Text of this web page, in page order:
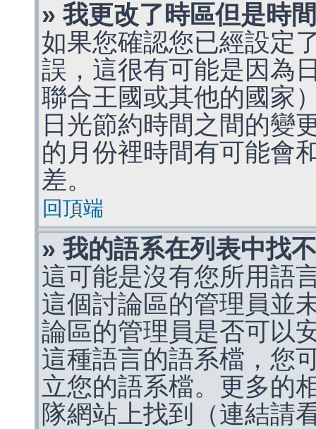
» 我更改了時區但是時
如果您確認您已經設定
誤，這很有可能是因為
聯合王國或其他的國家
日光節約時間之間的變
的月份裡時間有可能會
差。
回頂端
» 我的語系在列表中找
這可能是沒有您所用語
這個討論區的管理員並
論區的管理員是否可以
這種語言的語系檔，您
立您的語系檔。更多的
隊網站上找到（連結請